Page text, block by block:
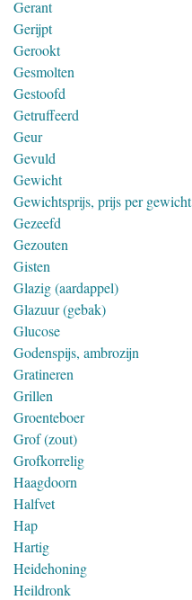
Gerant
Gerijpt
Gerookt
Gesmolten
Gestoofd
Getruffeerd
Geur
Gevuld
Gewicht
Gewichtsprijs, prijs per gewicht
Gezeefd
Gezouten
Gisten
Glazig (aardappel)
Glazuur (gebak)
Glucose
Godenspijs, ambrozijn
Gratineren
Grillen
Groenteboer
Grof (zout)
Grofkorrelig
Haagdoorn
Halfvet
Hap
Hartig
Heidehoning
Heildronk